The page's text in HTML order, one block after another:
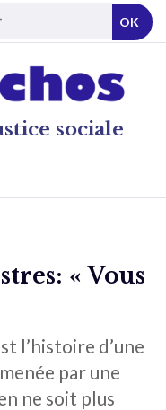
sociale
OK
« Vous
l’histoire d’une
par une
ne soit plus